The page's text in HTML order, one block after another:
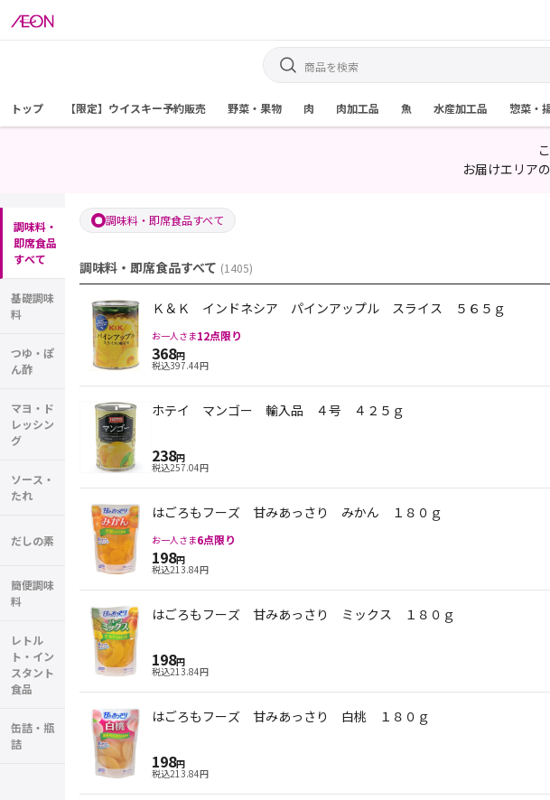
トップ 【限定】ウイスキー予約販売 野菜・果物 肉 肉加工品 魚 水産加工品 惣菜・
お届けエリア
調味料・
即席食品
すべて
基礎調味
料
つゆ・ぽ
ん酢
マヨ・ド
レッシン
グ
ソース・
たれ
だしの素
簡便調味
料
レトル
ト・イン
スタント
食品
缶詰・瓶
詰
調味料・即席食品すべて
調味料・即席食品すべて (1405)
Ｋ＆Ｋ インドネシア パインアップル スライス ５６５ｇ
お一人さま12点限り
368円
税込397.44円
ホテイ マンゴー 輸入品 ４号 ４２５ｇ
238円
税込257.04円
はごろもフーズ 甘みあっさり みかん １８０ｇ
お一人さま6点限り
198円
税込213.84円
はごろもフーズ 甘みあっさり ミックス １８０ｇ
198円
税込213.84円
はごろもフーズ 甘みあっさり 白桃 １８０ｇ
198円
税込213.84円